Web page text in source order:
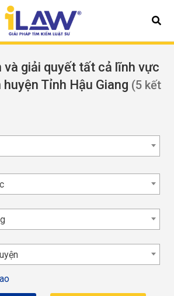
và giải quyết tất cả lĩnh vực
Tỉnh Hậu Giang (5 kết